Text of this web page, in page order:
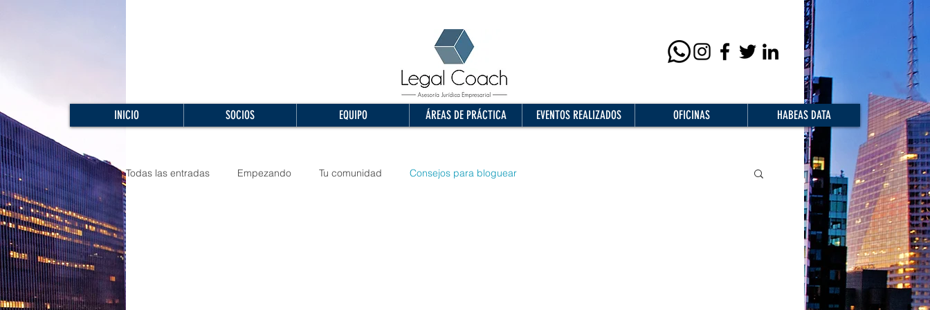
INICIO SOCIOS EQUIPO ÁREAS DE PRÁCTICA EVENTOS REALIZADOS OFICINAS HABEAS DATA
Todas las entradas Empezando Tu comunidad Consejos para bloguear